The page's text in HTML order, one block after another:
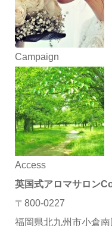
Campaign
Access
英国式アロマサロン
〒800-0227
福岡県北九州市小倉